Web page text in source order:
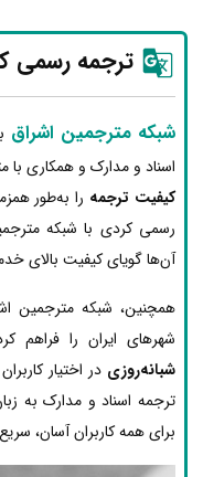
ترجمه رسمی
شبکه مترجمین اشراق
اسناد و مدارک و همکاری با
کیفیت ترجمه را به‌طور
رسمی کردی با شبکه
آن‌ها گویای کیفیت بالای
همچنین، شبکه مترجمین
شهرهای ایران را فراهم
شبانه‌روزی در اختیار
ترجمه اسناد و مدارک به
برای همه کاربران آسان،